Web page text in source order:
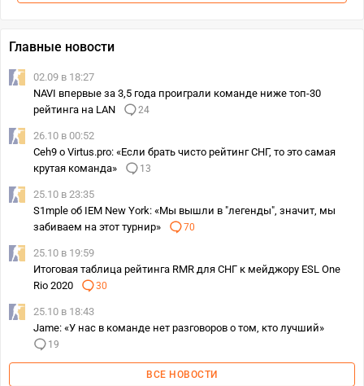
Главные новости
02.09 в 18:27
NAVI впервые за 3,5 года проиграли команде ниже топ-30
рейтинга на LAN
24
26.10 в 00:52
Ceh9 о Virtus.pro: «Если брать чисто рейтинг СНГ, то это самая
крутая команда»
13
25.10 в 23:35
S1mple об IEM New York: «Мы вышли в "легенды", значит, мы
забиваем на этот турнир»
70
25.10 в 19:59
Итоговая таблица рейтинга RMR для СНГ к мейджору ESL One
Rio 2020
30
25.10 в 18:43
Jame: «У нас в команде нет разговоров о том, кто лучший»
19
ВСЕ НОВОСТИ